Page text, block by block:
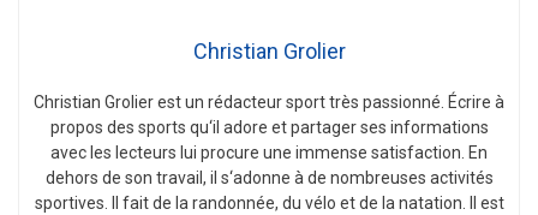
Christian Grolier
Christian Gro lierestun rédacteursporttrès passionné Écrire à
propos des sports qu‘il adore etpartagerses informations
avec les lecteurs ui procure une immense satisfaction En
dehors de son travail , il s‘adonne à de nombreuses activités
sportives faitde la randonnée, du vé lo etde la natation
est